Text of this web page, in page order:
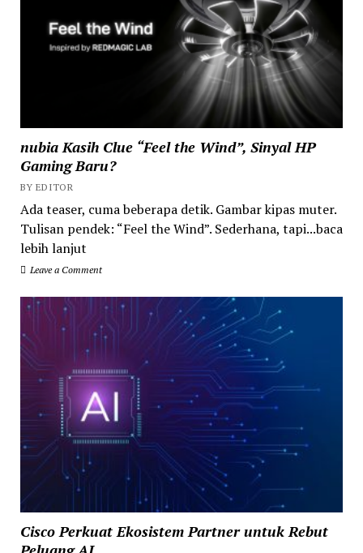
nubia Kasih Clue “Feel the Wind”, Sinyal HP
Gaming Baru?
BY EDITOR
Ada teaser, cuma beberapa detik. Gambar kipas muter.
Tulisan pendek: “Feel the Wind”. Sederhana, tapi...baca
lebih lanjut
Leave a Comment
Cisco Perkuat Ekosistem Partner untuk Rebut